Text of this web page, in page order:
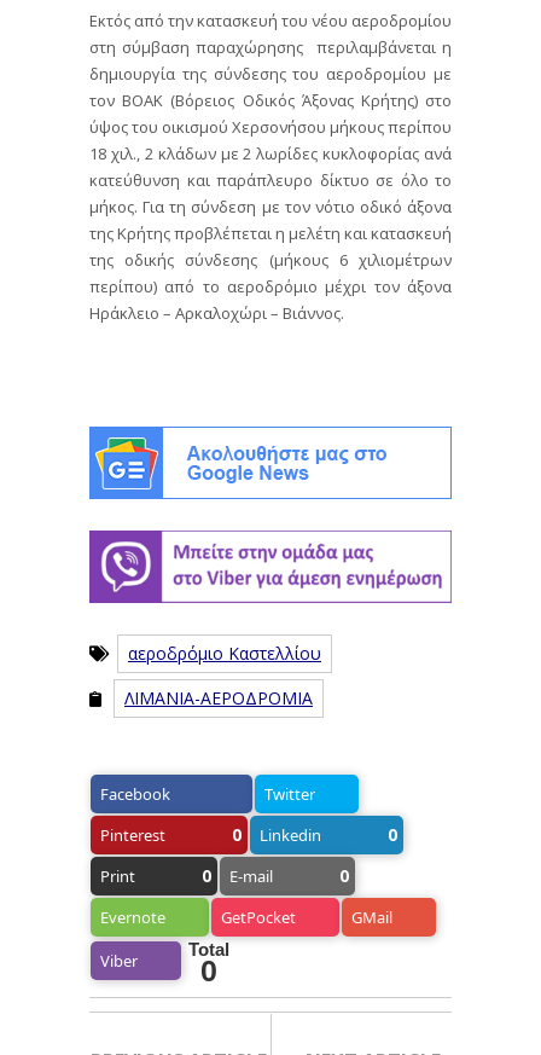
Εκτός από την κατασκευή του νέου αεροδρομίου
στη σύμβαση παραχώρησης περιλαμβάνεται η
δημιουργία της σύνδεσης του αεροδρομίου με
τον ΒΟΑΚ (Βόρειος Οδικός Άξονας Κρήτης) στο
ύψος του οικισμού Χερσονήσου μήκους περίπου
18 χιλ., 2 κλάδων με 2 λωρίδες κυκλοφορίας ανά
κατεύθυνση και παράπλευρο δίκτυο σε όλο το
μήκος. Για τη σύνδεση με τον νότιο οδικό άξονα
της Κρήτης προβλέπεται η μελέτη και κατασκευή
της οδικής σύνδεσης (μήκους 6 χιλιομέτρων
περίπου) από το αεροδρόμιο μέχρι τον άξονα
Ηράκλειο – Αρκαλοχώρι – Βιάννος.
αεροδρόμιο Καστελλίου
ΛΙΜΑΝΙΑ-ΑΕΡΟΔΡΟΜΙΑ
Facebook
Twitter
Pinterest
0 Linkedin 0
Print 0 E-mail 0
Evernote GetPocket GMail
Viber
Total
0